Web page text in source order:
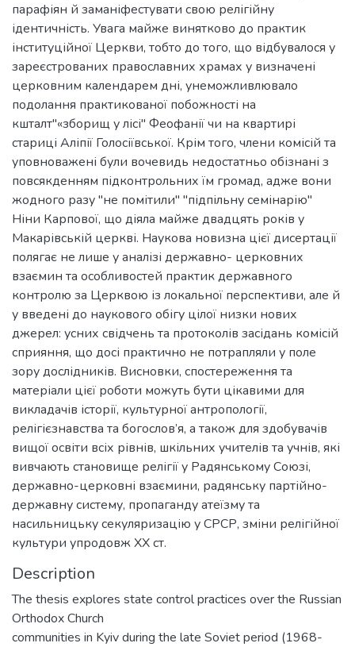
парафіян й заманіфестувати свою релігійну
ідентичність. Увага майже винятково до практик
інституційної Церкви, тобто до того, що відбувалося у
зареєстрованих православних храмах у визначені
церковним календарем дні, унеможливлювало
подолання практикованої побожності на
кшталт"«зборищ у лісі" Феофанії чи на квартирі
стариці Аліпії Голосіївської. Крім того, члени комісій та
уповноважені були вочевидь недостатньо обізнані з
повсякденням підконтрольних їм громад, адже вони
жодного разу "не помітили" "підпільну семінарію"
Ніни Карпової, що діяла майже двадцять років у
Макарівській церкві. Наукова новизна цієї дисертації
полягає не лише у аналізі державно- церковних
взаємин та особливостей практик державного
контролю за Церквою із локальної перспективи, але й
у введені до наукового обігу цілої низки нових
джерел: усних свідчень та протоколів засідань комісій
сприяння, що досі практично не потрапляли у поле
зору дослідників. Висновки, спостереження та
матеріали цієї роботи можуть бути цікавими для
викладачів історії, культурної антропології,
релігієзнавства та богослов’я, а також для здобувачів
вищої освіти всіх рівнів, шкільних учителів та учнів, які
вивчають становище релігії у Радянському Союзі,
державно-церковні взаємини, радянську партійно-
державну систему, пропаганду атеїзму та
насильницьку секуляризацію у СРСР, зміни релігійної
культури упродовж XX ст.
Description
The thesis explores state control practices over the Russian
Orthodox Church
communities in Kyiv during the late Soviet period (1968-